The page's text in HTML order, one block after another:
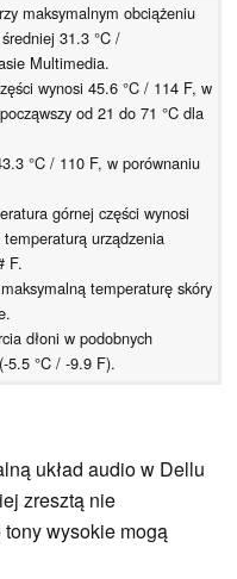
maksymalnym obciążeniu
31.3 °C /
Multimedia.
wynosi 45.6 °C / 114 F, w
od 21 do 71 °C dla
°C / 110 F, w porównaniu
górnej części wynosi
urządzenia
F.
temperaturę skóry
dłoni w podobnych
5.5 °C / -9.9 F).
układ audio w Dellu
zresztą nie
wysokie mogą